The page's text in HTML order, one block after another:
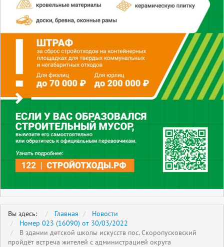
Вы здесь: Главная
Новости
Номер 023 (16090) от 30/03/2022
В здании детской школы искусств пос. Скоропусковский
пройдёт встреча жителей с администрацией округа